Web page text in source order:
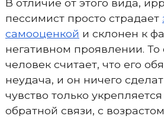
В отличие от этого вида,
пессимист просто страдает
самооценкой и склонен к
негативном проявлении. То
человек считает, что его
неудача, и он ничего
чувство только
обратной связи, с